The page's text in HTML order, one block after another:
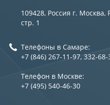
109428, Россия г. Москва,
стр. 1
Телефоны в Самаре:
+7 (846) 267-11-97, 332-68-
Телефон в Москве:
+7 (495) 540-46-30